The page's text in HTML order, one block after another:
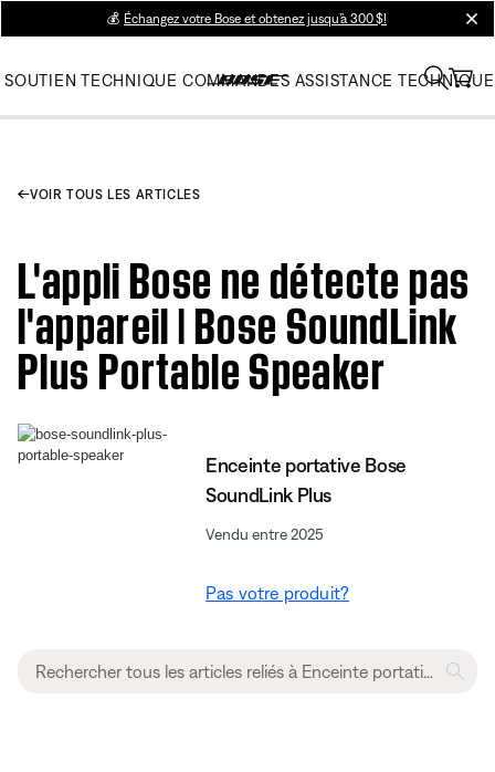
💰 Échangez votre Bose et obtenez jusqu’à 300 $!
SOUTIEN TECHNIQUE COMMANDES ASSISTANCE TECHNIQUE
VOIR TOUS LES ARTICLES
L'appli Bose ne détecte pas
l'appareil | Bose SoundLink
Plus Portable Speaker
Enceinte portative Bose
SoundLink Plus
Vendu entre 2025
Pas votre produit?